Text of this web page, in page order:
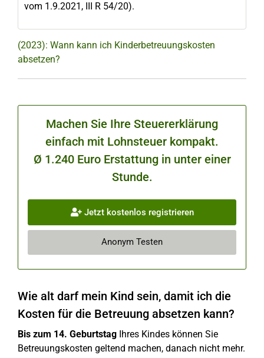
vom 1.9.2021, III R 54/20).
(2023): Wann kann ich Kinderbetreuungskosten
absetzen?
Machen Sie Ihre Steuererklärung
einfach mit Lohnsteuer kompakt.
Ø 1.240 Euro Erstattung in unter einer
Stunde.
Jetzt kostenlos registrieren
Anonym Testen
Wie alt darf mein Kind sein, damit ich die
Kosten für die Betreuung absetzen kann?
Bis zum 14. Geburtstag Ihres Kindes können Sie
Betreuungskosten geltend machen, danach nicht mehr.